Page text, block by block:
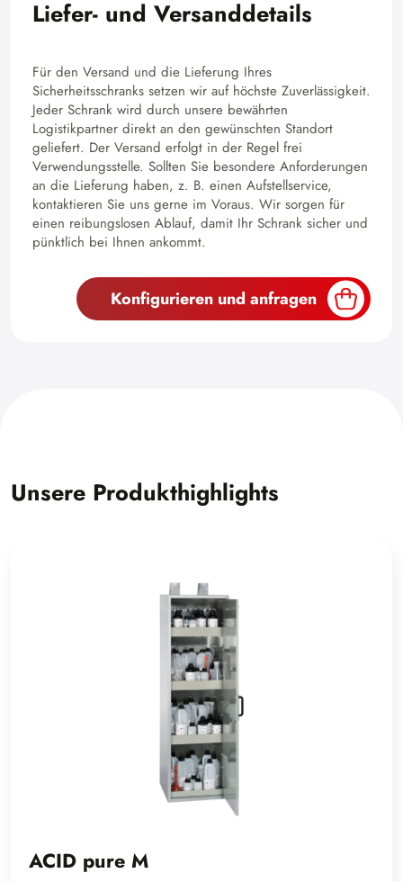
Liefer- und Versanddetails
Für den Versand und die Lieferung Ihres
Sicherheitsschranks setzen wir auf höchste Zuverlässigkeit.
Jeder Schrank wird durch unsere bewährten
Logistikpartner direkt an den gewünschten Standort
geliefert. Der Versand erfolgt in der Regel frei
Verwendungsstelle. Sollten Sie besondere Anforderungen
an die Lieferung haben, z. B. einen Aufstellservice,
kontaktieren Sie uns gerne im Voraus. Wir sorgen für
einen reibungslosen Ablauf, damit Ihr Schrank sicher und
pünktlich bei Ihnen ankommt.
Konfigurieren und anfragen
Unsere Produkthighlights
ACID pure M